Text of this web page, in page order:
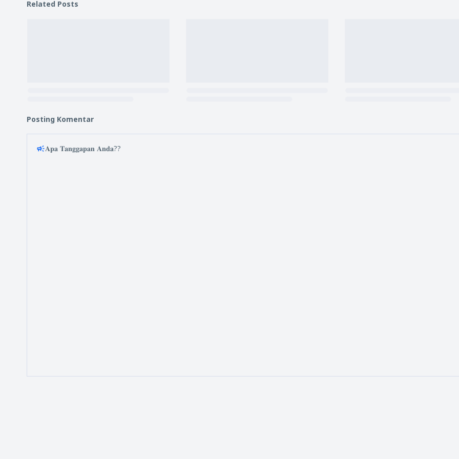
Related Posts
Posting Komentar
𝐀𝐩𝐚 𝐓𝐚𝐧𝐠𝐠𝐚𝐩𝐚𝐧 𝐀𝐧𝐝𝐚??